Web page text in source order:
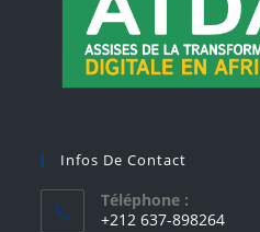
Infos De Contact
Téléphone :
+212 637-898264